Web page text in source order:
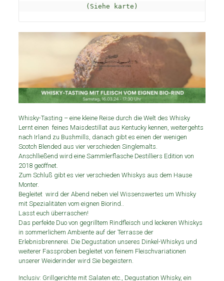
(Siehe karte)
Whisky-Tasting – eine kleine Reise durch die Welt des Whisky
Lernt einen feines Maisdestillat aus Kentucky kennen, weitergehts
nach Irland zu Bushmills, danach gibt es einen der wenigen
Scotch Blended aus vier verschieden Singlemalts.
Anschlließend wird eine Sammlerflasche Destilliers Edition von
2018 geöffnet.
Zum Schluß gibt es vier verschieden Whiskys aus dem Hause
Monter.
Begleitet wird der Abend neben viel Wissenswertes um Whisky
mit Spezialitäten vom eignen Biorind..
Lasst euch überraschen!
Das perfekte Duo von gegrilltem Rindfleisch und leckeren Whiskys
in sommerlichem Ambiente auf der Terrasse der
Erlebnisbrennerei. Die Degustation unseres Dinkel-Whiskys und
weiterer Fassproben begleitet von feinem Fleischvariationen
unserer Weiderinder wird Sie begeistern.
Inclusiv: Grillgerichte mit Salaten etc., Degustation Whisky, ein